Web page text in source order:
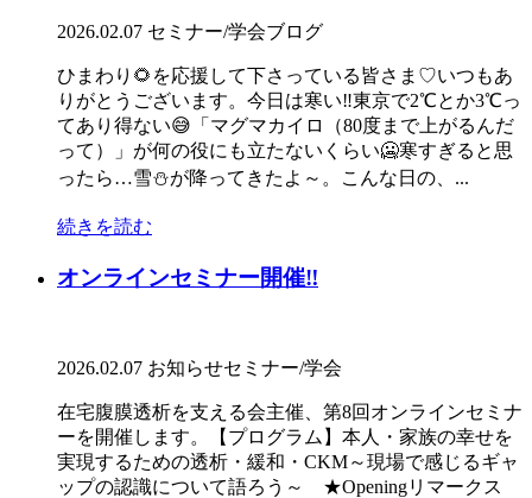
2026.02.07 セミナー/学会ブログ
ひまわり🌻を応援して下さっている皆さま♡いつもあ
りがとうございます。今日は寒い‼東京で2℃とか3℃っ
てあり得ない😅「マグマカイロ（80度まで上がるんだ
って）」が何の役にも立たないくらい🥶寒すぎると思
ったら…雪⛄が降ってきたよ～。こんな日の、...
続きを読む
オンラインセミナー開催‼
2026.02.07 お知らせセミナー/学会
在宅腹膜透析を支える会主催、第8回オンラインセミナ
ーを開催します。【プログラム】本人・家族の幸せを
実現するための透析・緩和・CKM～現場で感じるギャ
ップの認識について語ろう～ ★Openingリマークス